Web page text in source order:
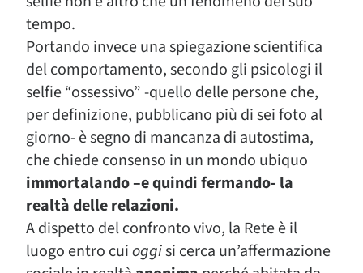
tempo.
Portando invece una spiegazione scientifica
del comportamento, secondo gli psicologi il
selfie “ossessivo” -quello delle persone che,
per definizione, pubblicano più di sei foto al
giorno- è segno di mancanza di autostima,
che chiede consenso in un mondo ubiquo
immortalando –e quindi fermando- la
realtà delle relazioni.
A dispetto del confronto vivo, la Rete è il
luogo entro cuioggisi cerca un’affermazione